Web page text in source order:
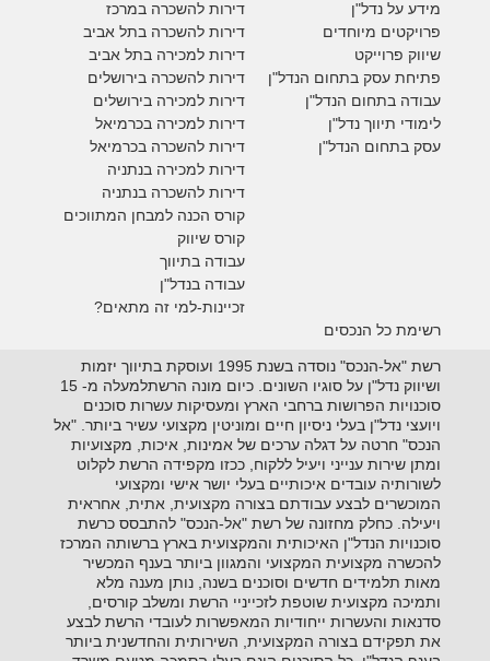
דירות להשכרה במרכז
דירות להשכרה בתל אביב
דירות למכירה בתל אביב
דירות להשכרה בירושלים
דירות למכירה בירושלים
דירות למכירה בכרמיאל
דירות להשכרה בכרמיאל
דירות למכירה בנתניה
דירות להשכרה בנתניה
קורס הכנה למבחן המתווכים
קורס שיווק
עבודה בתיווך
עבודה בנדל"ן
זכיינות-למי זה מתאים?
מידע על נדל"ן
פרויקטים מיוחדים
שיווק פרוייקט
פתיחת עסק בתחום הנדל"ן
עבודה בתחום הנדל"ן
לימודי תיווך נדל"ן
עסק בתחום הנדל"ן
רשימת כל הנכסים
רשת "אל-הנכס" נוסדה בשנת 1995 ועוסקת בתיווך יזמות
ושיווק נדל"ן על סוגיו השונים. כיום מונה הרשתלמעלה מ- 15
סוכנויות הפרושות ברחבי הארץ ומעסיקות עשרות סוכנים
ויועצי נדל"ן בעלי ניסיון חיים ומוניטין מקצועי עשיר ביותר. "אל
הנכס" חרטה על דגלה ערכים של אמינות, איכות, מקצועיות
ומתן שירות ענייני ויעיל ללקוח, ככזו מקפידה הרשת לקלוט
לשורותיה עובדים איכותיים בעלי יושר אישי ומקצועי
המוכשרים לבצע עבודתם בצורה מקצועית, אתית, אחראית
ויעילה. כחלק מחזונה של רשת "אל-הנכס" להתבסס כרשת
סוכנויות הנדל"ן האיכותית והמקצועית בארץ ברשותה המרכז
להכשרה מקצועית המקצועי והמגוון ביותר בענף המכשיר
מאות תלמידים חדשים וסוכנים בשנה, נותן מענה מלא
ותמיכה מקצועית שוטפת לזכייניי הרשת ומשלב קורסים,
סדנאות והעשרות ייחודיות המאפשרות לעובדי הרשת לבצע
את תפקידם בצורה המקצועית, השירותית והחדשנית ביותר